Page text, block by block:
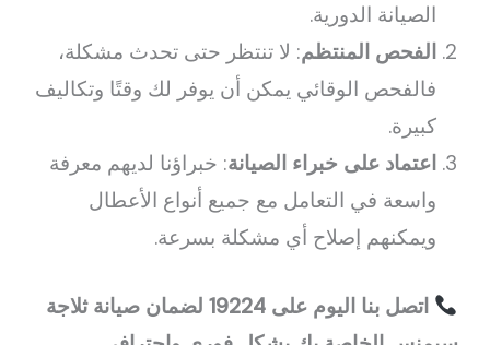
الصيانة الدورية.
الفحص المنتظم: لا تنتظر حتى تحدث مشكلة،
فالفحص الوقائي يمكن أن يوفر لك وقتًا وتكاليف
كبيرة.
اعتماد على خبراء الصيانة: خبراؤنا لديهم معرفة
واسعة في التعامل مع جميع أنواع الأعطال
ويمكنهم إصلاح أي مشكلة بسرعة.
اتصل بنا اليوم على 19224 لضمان صيانة ثلاجة